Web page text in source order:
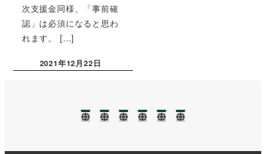
次支援金同様、「事前確
認」は必須になると思わ
れます。 […]
投稿日
2021年12月22日
TOPNEWS❢❢
業
務
ブ
ロ
事
務
お
問